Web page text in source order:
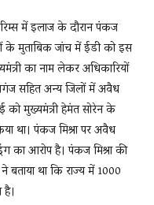
में इलाज के दौरान पंकज
के मुताबिक जांच में ईडी को इस
का नाम लेकर अधिकारियों
सहित अन्य जिलों में अवैध
मुख्यमंत्री हेमंत सोरेन के
था। पंकज मिश्रा पर अवैध
का आरोप है। पंकज मिश्रा की
बताया था कि राज्य में 1000